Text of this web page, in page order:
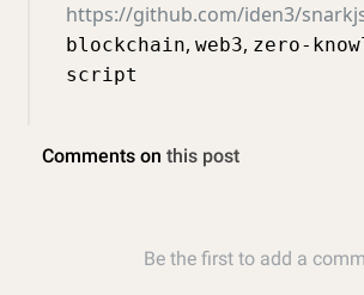
https://github.com/iden3/
blockchain, web3, zero-
script